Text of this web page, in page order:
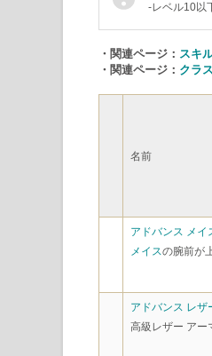
-レベル10以
・関連ページ： スキ
・関連ページ： クラ
名前
アドバンス メイ
メイスの腕前が
アドバンス レザ
高級レザー アー